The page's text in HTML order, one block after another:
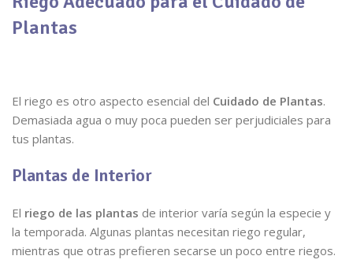
Plantas
El riego es otro aspecto esencial del Cuidado de Plantas.
Demasiada agua o muy poca pueden ser perjudiciales para
tus plantas.
Plantas de Interior
El riego de las plantas de interior varía según la especie y
la temporada. Algunas plantas necesitan riego regular,
mientras que otras prefieren secarse un poco entre riegos.